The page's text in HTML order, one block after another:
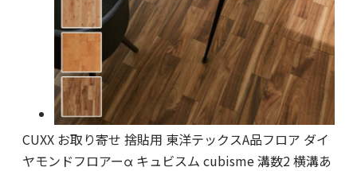
CUXX お取り寄せ 捨貼用 東洋テックスA品フロア ダイ
ヤモンドフロアーα キュビスム cubisme 溝数2 横溝あ